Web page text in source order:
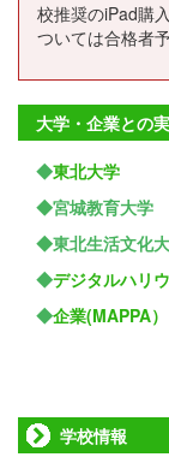
校推奨のiPad購
ついては合格者
大学・企業との
◆東北大学
◆宮城教育大学
◆東北生活文化
◆デジタルハリ
◆企業(MAPPA）
学校情報